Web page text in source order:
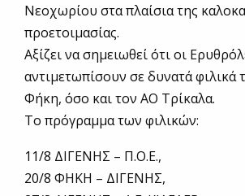
Νεοχωρίου στα πλαίσια της
προετοιμασίας.
Αξίζει να σημειωθεί ότι οι
αντιμετωπίσουν σε δυνατά φιλικά
Φήκη, όσο και τον ΑΟ Τρίκαλα.
Το πρόγραμμα των φιλικών:
11/8 ΔΙΓΕΝΗΣ – Π.Ο.Ε.,
20/8 ΦΗΚΗ – ΔΙΓΕΝΗΣ,